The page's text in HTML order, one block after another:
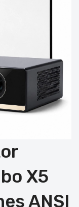
X5
ANSI